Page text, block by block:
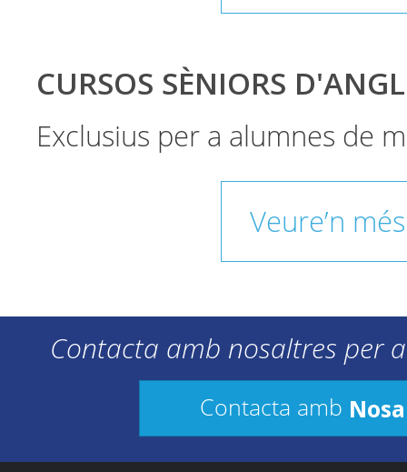
CURSOS SÈNIORS
Exclusius per a alumnes de
Veure’n més
Contacta amb nosaltres per
Contacta amb